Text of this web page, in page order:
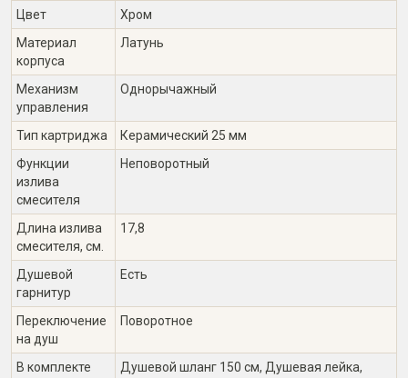
Цвет
Хром
Материал
корпуса
Латунь
Механизм
управления
Однорычажный
Тип картриджа
Керамический 25 мм
Функции
излива
смесителя
Неповоротный
Длина излива
смесителя, см.
17,8
Душевой
гарнитур
Есть
Переключение
на душ
Поворотное
В комплекте
Душевой шланг 150 см, Душевая лейка,